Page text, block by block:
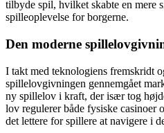
tilbyde spil, hvilket skabte en mere
spilleoplevelse for borgerne.
Den moderne
I takt med teknologiens fremskridt
spillelovgivningen gennemgået
ny spillelov i kraft, der især tog
lov regulerer både fysiske
det lettere for spillere at navigere i